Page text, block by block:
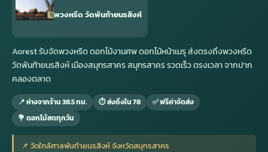
จัดดอกไม้หน้าศพ
ดอกไม้หน้าหีบ
ดอกไม้หน้างานศพ
สั่งพวงหรีด
ร้านพวงหรีด
ดอกไม้พวงหรีด
มรุสีขาว
ไม้หน้าเมรุ
กไม้หน้าเมรุ
ไม้งานแต่ง ราคาถูก
ไม้งานแต่ง กรุงเทพ
อกไม้งานแต่ง
พวงหรีดพัดลม ราคาถูก
พวงหรีดพัดลม กรุงเทพ
พวงหรีดพัดลม ส่งด่วน
รับจัดงานศพ ครบวงจร
รับจัดงานศพ กรุงเทพ
แพ็คเกจจัดงานศพ
พวงหรีด วัดพันท้ายนรสิงห์
Aorest รับจัดพวงหรีด ดอกไม้งานศพ ดอกไม้หน้าเมรุ ส่งตรงถึงพวงหรีด
วัดพันท้ายนรสิงห์ เมืองสมุทรสาคร สมุทรสาคร รวดเร็ว ตรงเวลา จากปาก
คลองตลาด
📍 ห่างจากร้าน 38.5 กม. ⏱ ส่งถึงใน 78
✅ ฟรีค่าจัดส่ง
💐 ดอกไม้สดทุกวัน
📌 วัดใกล้ศาลพันท้ายนรสิงห์ จังหวัดสมุทรสาคร